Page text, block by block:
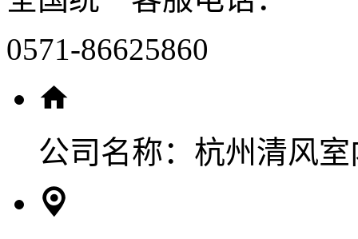
0571-86625860
公司名称： 杭州清风